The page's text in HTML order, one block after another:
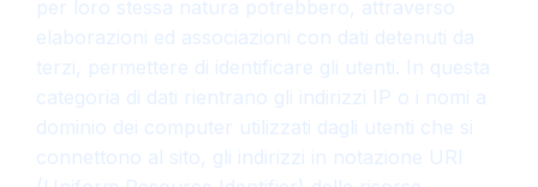
per loro stessa natura potrebbero, attraverso
elaborazioni ed associazioni con dati detenuti da
terzi, permettere di identificare gli utenti. In questa
categoria di dati rientrano gli indirizzi IP o i nomi a
dominio dei computer utilizzati dagli utenti che si
connettono al sito, gli indirizzi in notazione URI